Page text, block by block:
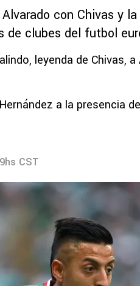
con Chivas y
de clubes del futbol
leyenda de Chivas,
a la presencia
CST